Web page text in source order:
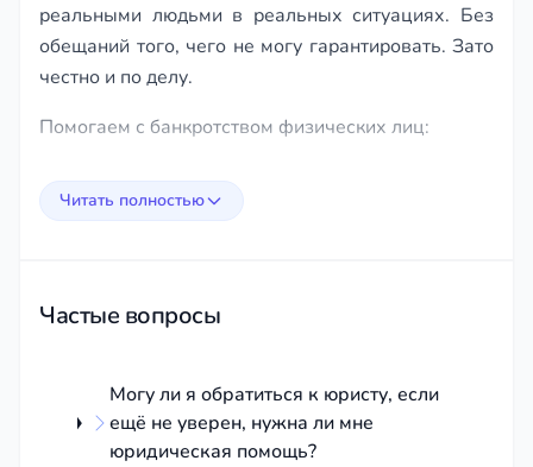
реальными людьми в реальных ситуациях. Без
обещаний того, чего не могу гарантировать. Зато
честно и по делу.
Помогаем с банкротством физических лиц:
— анализируем вашу ситуацию на первой встрече
бесплатно
— объясняем, что будет с жильём, имуществом и
кредитной историей
Читать полностью
Частые вопросы
Могу ли я обратиться к юристу, если
ещё не уверен, нужна ли мне
юридическая помощь?